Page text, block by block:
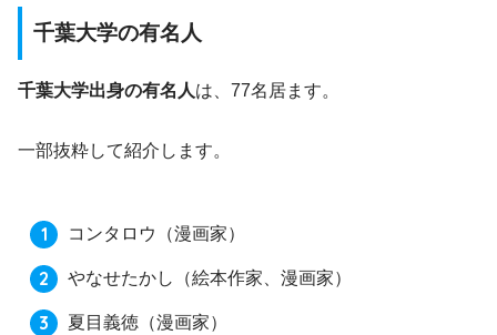
千葉大学の有名人
千葉大学出身の有名人は、77名居ます。
一部抜粋して紹介します。
コンタロウ （漫画家）
やなせたかし （絵本作家、漫画家）
夏目義徳 （漫画家）